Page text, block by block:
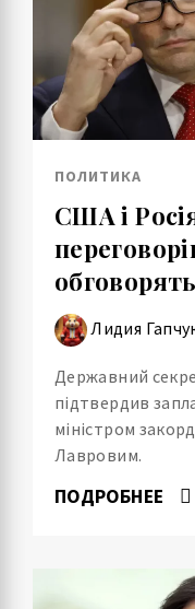
ПОЛИТИКА
США і
Лидия
Державний
підтвердив
міністром
Лавровим.
ПОДРОБНЕЕ